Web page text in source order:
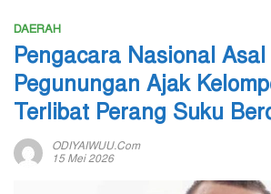
DAERAH
Pengacara Nasional Asal
Pegunungan Ajak
Terlibat Perang Suku
ODIYAIWUU.com
15 Mei 2026